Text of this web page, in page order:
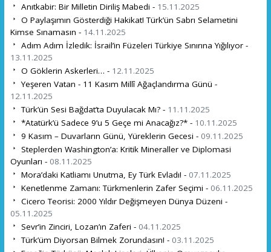
Anıtkabir: Bir Milletin Diriliş Mabedi - 15.11.2025
O Paylaşımın Gösterdiği Hakikat! Türk’ün Sabrı Selametini
Kimse Sınamasın - 14.11.2025
Adım Adım İzledik: İsrail’in Füzeleri Türkiye Sınırına Yığılıyor -
13.11.2025
O Göklerin Askerleri… - 12.11.2025
Yeşeren Vatan - 11 Kasım Millî Ağaçlandırma Günü -
12.11.2025
Türk’ün Sesi Bağdat’ta Duyulacak Mı? - 11.11.2025
*Atatürk’ü Sadece 9’u 5 Geçe mi Anacağız?* - 10.11.2025
9 Kasım – Duvarların Günü, Yüreklerin Gecesi - 09.11.2025
Steplerden Washington’a: Kritik Mineraller ve Diplomasi
Oyunları - 08.11.2025
Mora’daki Katliamı Unutma, Ey Türk Evladı! - 07.11.2025
Kenetlenme Zamanı: Türkmenlerin Zafer Seçimi - 06.11.2025
Cicero Teorisi: 2000 Yıldır Değişmeyen Dünya Düzeni -
05.11.2025
Sevr’in Zinciri, Lozan’ın Zaferi - 04.11.2025
Türk’üm Diyorsan Bilmek Zorundasın! - 03.11.2025